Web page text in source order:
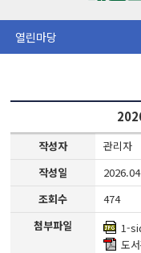
열린마당
작성자
관리자
작성일
조회수
474
첨부파일
1-
도